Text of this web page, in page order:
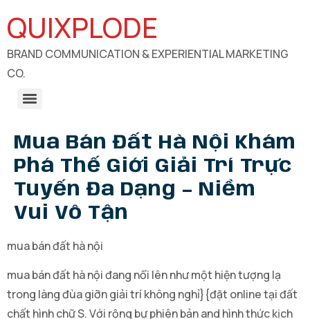
QUIXPLODE
BRAND COMMUNICATION & EXPERIENTIAL MARKETING
CO.
Mua Bán Đất Hà Nội Khám
Phá Thế Giới Giải Trí Trực
Tuyến Đa Dạng – Niềm
Vui Vô Tận
mua bán đất hà nội
mua bán đất hà nội đang nổi lên như một hiện tượng lạ
trong làng đùa giỡn giải trí không nghỉ}{đặt online tại đất
chất hình chữ S. Với rộng bự phiên bản and hình thức kịch